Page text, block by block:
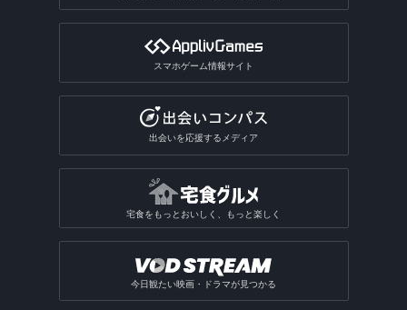
スマホゲーム情報サイト
出会いを応援するメディア
宅食をもっとおいしく、もっと楽しく
今日観たい映画・ドラマが見つかる